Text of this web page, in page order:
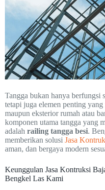
Tangga bukan hanya berfungsi
tetapi juga elemen penting
maupun eksterior rumah atau
komponen utama tangga yang
adalah railing tangga besi.
memberikan solusi Jasa
aman, dan bergaya modern
Keunggulan Jasa Kontruksi
Bengkel Las Kami